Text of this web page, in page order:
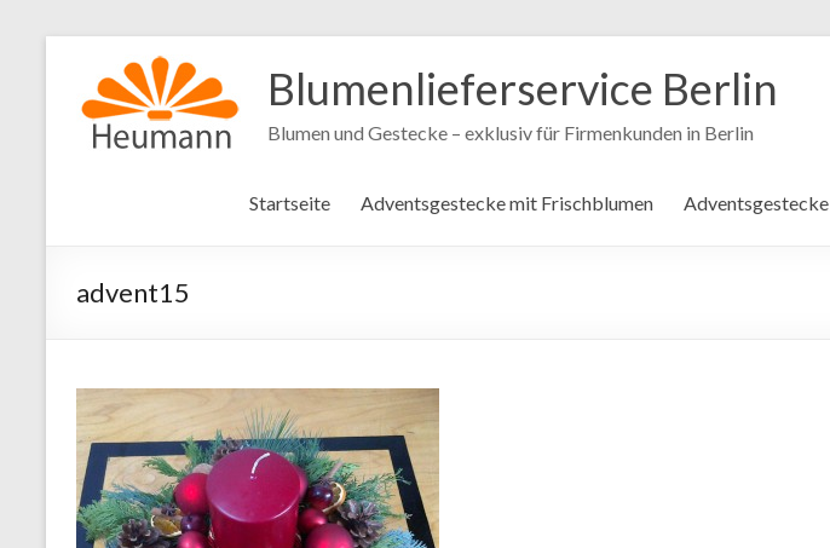
Blumenlieferservice Berlin
Blumen und Gestecke – exklusiv für Firmenkunden in Berlin
Startseite Adventsgestecke mit Frischblumen Adventsgestecke
advent15